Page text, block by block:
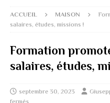
ACCUEIL MAISON
salaires, études, missions !
Formation
salaires, études,
septembre 30, 2023
fermés